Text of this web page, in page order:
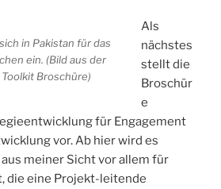
in Pakistan für das
ein. (Bild aus der
Broschüre)
Als
nächstes
stellt die
Broschür
e
für Engagement
vor. Ab hier wird es
meiner Sicht vor allem für
die eine Projekt-leitende